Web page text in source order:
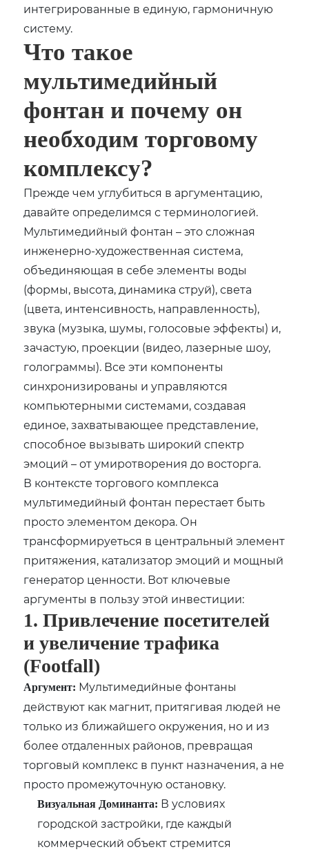
интегрированные в единую, гармоничную
систему.
Что такое
мультимедийный
фонтан и почему он
необходим торговому
комплексу?
Прежде чем углубиться в аргументацию,
давайте определимся с терминологией.
Мультимедийный фонтан – это сложная
инженерно-художественная система,
объединяющая в себе элементы воды
(формы, высота, динамика струй), света
(цвета, интенсивность, направленность),
звука (музыка, шумы, голосовые эффекты) и,
зачастую, проекции (видео, лазерные шоу,
голограммы). Все эти компоненты
синхронизированы и управляются
компьютерными системами, создавая
единое, захватывающее представление,
способное вызывать широкий спектр
эмоций – от умиротворения до восторга.
В контексте торгового комплекса
мультимедийный фонтан перестает быть
просто элементом декора. Он
трансформируеться в центральный элемент
притяжения, катализатор эмоций и мощный
генератор ценности. Вот ключевые
аргументы в пользу этой инвестиции:
1. Привлечение посетителей
и увеличение трафика
(Footfall)
Аргумент: Мультимедийные фонтаны
действуют как магнит, притягивая людей не
только из ближайшего окружения, но и из
более отдаленных районов, превращая
торговый комплекс в пункт назначения, а не
просто промежуточную остановку.
Визуальная Доминанта: В условиях
городской застройки, где каждый
коммерческий объект стремится